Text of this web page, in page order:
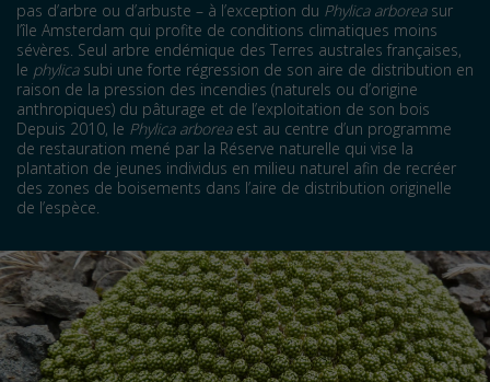
pas d’arbre ou d’arbuste – à l’exception du Phylica arboreasur
l’île Amsterdam qui profite de conditions climatiques moins
sévères. Seul arbre endémique des Terres australes françaises,
le phylicasubi une forte régression de son aire de distribution en
raison de la pression des incendies (naturels ou d’origine
anthropiques) du pâturage et de l’exploitation de son bois
Depuis 2010, le Phylica arboreaest au centre d’un programme
de restauration mené par la Réserve naturelle qui vise la
plantation de jeunes individus en milieu naturel afin de recréer
des zones de boisements dans l’aire de distribution originelle
de l’espèce.